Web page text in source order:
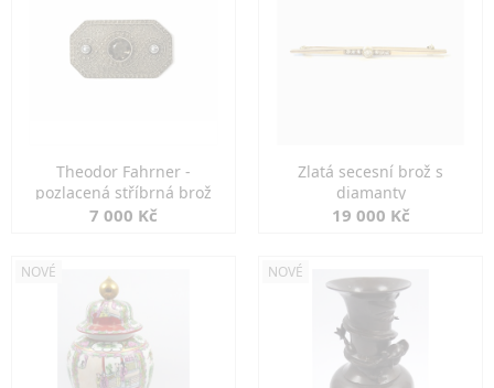
Theodor Fahrner -
pozlacená stříbrná brož
7 000 Kč
Zlatá secesní brož s
diamanty
19 000 Kč
NOVÉ NOVÉ